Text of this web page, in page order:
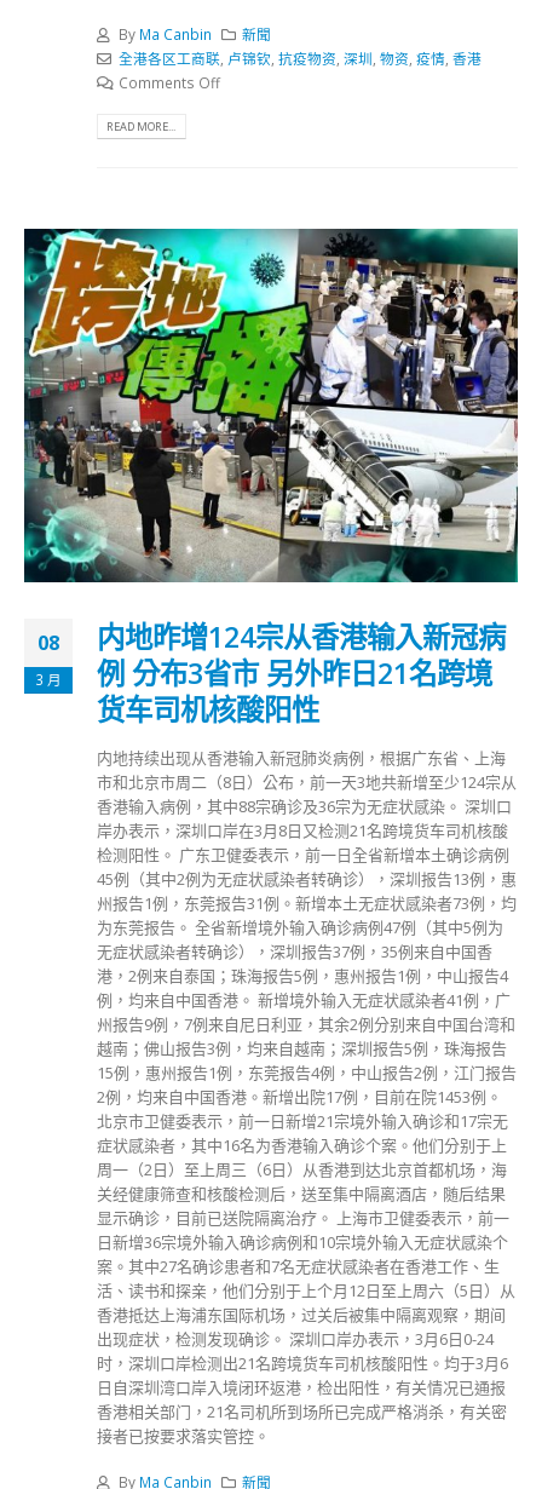
By Ma Canbin
新聞
全港各区工商联, 卢锦钦 抗疫物资 深圳 物资 疫情, 香港
Comments Off
READ MORE...
08
3 月
内地昨增124宗从香港输入新冠病
例 分布3省市 另外昨日21名跨境
货车司机核酸阳性
内地持续出现从香港输入新冠肺炎病例，根据广东省、上海
市和北京市周二（8日）公布，前一天3地共新增至少124宗从
香港输入病例，其中88宗确诊及36宗为无症状感染。 深圳口
岸办表示，深圳口岸在3月8日又检测21名跨境货车司机核酸
检测阳性。 广东卫健委表示，前一日全省新增本土确诊病例
45例（其中2例为无症状感染者转确诊），深圳报告13例，惠
州报告1例，东莞报告31例。新增本土无症状感染者73例，均
为东莞报告。 全省新增境外输入确诊病例47例（其中5例为
无症状感染者转确诊），深圳报告37例，35例来自中国香
港，2例来自泰国；珠海报告5例，惠州报告1例，中山报告4
例，均来自中国香港。 新增境外输入无症状感染者41例，广
州报告9例，7例来自尼日利亚，其余2例分别来自中国台湾和
越南；佛山报告3例，均来自越南；深圳报告5例，珠海报告
15例，惠州报告1例，东莞报告4例，中山报告2例，江门报告
2例，均来自中国香港。新增出院17例，目前在院1453例。
北京市卫健委表示，前一日新增21宗境外输入确诊和17宗无
症状感染者，其中16名为香港输入确诊个案。他们分别于上
周一（2日）至上周三（6日）从香港到达北京首都机场，海
关经健康筛查和核酸检测后，送至集中隔离酒店，随后结果
显示确诊，目前已送院隔离治疗。 上海市卫健委表示，前一
日新增36宗境外输入确诊病例和10宗境外输入无症状感染个
案。其中27名确诊患者和7名无症状感染者在香港工作、生
活、读书和探亲，他们分别于上个月12日至上周六（5日）从
香港抵达上海浦东国际机场，过关后被集中隔离观察，期间
出现症状，检测发现确诊。 深圳口岸办表示，3月6日0-24
时，深圳口岸检测出21名跨境货车司机核酸阳性。均于3月6
日自深圳湾口岸入境闭环返港，检出阳性，有关情况已通报
香港相关部门，21名司机所到场所已完成严格消杀，有关密
接者已按要求落实管控。
By Ma Canbin 新聞